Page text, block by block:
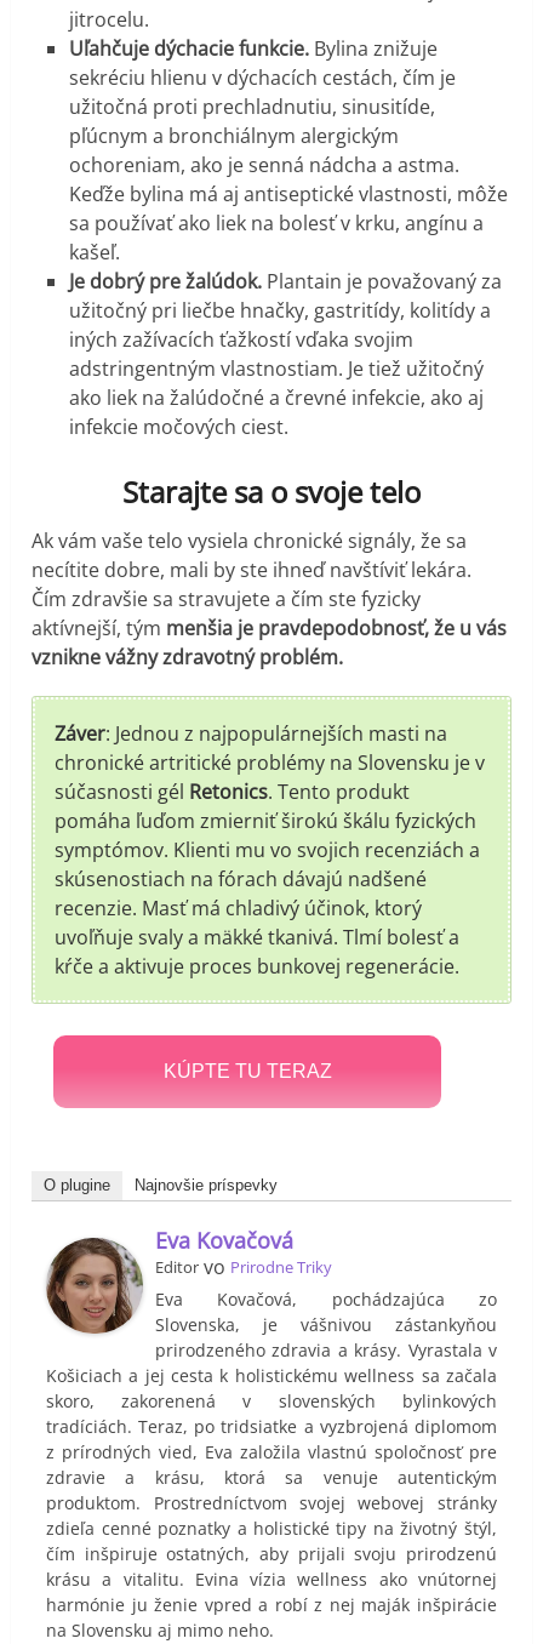
jitrocelu.
Uľahčuje dýchacie funkcie.Bylina znižuje
sekréciu hlienu v dýchacích cestách, čím je
užitočná proti prechladnutiu, sinusitíde,
pľúcnym a bronchiálnym alergickým
ochoreniam, ako je senná nádcha a astma.
Keďže bylina má aj antiseptické vlastnosti, môže
sa používať ako liek na bolesť v krku, angínu a
kašeľ.
Je dobrý pre žalúdok.Plantain je považovaný za
užitočný pri liečbe hnačky, gastritídy, kolitídy a
iných zažívacích ťažkostí vďaka svojim
adstringentným vlastnostiam. Je tiež užitočný
ako liek na žalúdočné a črevné infekcie, ako aj
infekcie močových ciest.
Starajte sa o svoje telo
Ak vám vaše telo vysiela chronické signály, že sa
necítite dobre, mali by ste ihneď navštíviť lekára.
Čím zdravšie sa stravujete a čím ste fyzicky
aktívnejší, tým menšia je pravdepodobnosť, že u vás
vznikne vážny zdravotný problém.
Záver: Jednou z najpopulárnejších masti na
chronické artritické problémy na Slovensku je v
súčasnosti gél Retonics. Tento produkt
pomáha ľuďom zmierniť širokú škálu fyzických
symptómov. Klienti mu vo svojich recenziách a
skúsenostiach na fórach dávajú nadšené
recenzie. Masť má chladivý účinok, ktorý
uvoľňuje svaly a mäkké tkanivá. Tlmí bolesť a
kŕče a aktivuje proces bunkovej regenerácie.
KÚPTE TU TERAZ
O plugine Najnovšie príspevky
Eva Kovačová
Editor vo Prirodne Triky
Eva Kovačová, pochádzajúca zo
Slovenska, je vášnivou zástankyňou
prirodzeného zdravia a krásy. Vyrastala v
Košiciach a jej cesta k holistickému wellness sa začala
skoro, zakorenená v slovenských bylinkových
tradíciách. Teraz, po tridsiatke a vyzbrojená diplomom
z prírodných vied, Eva založila vlastnú spoločnosť pre
zdravie a krásu, ktorá sa venuje autentickým
produktom. Prostredníctvom svojej webovej stránky
zdieľa cenné poznatky a holistické tipy na životný štýl,
čím inšpiruje ostatných, aby prijali svoju prirodzenú
krásu a vitalitu. Evina vízia wellness ako vnútornej
harmónie ju ženie vpred a robí z nej maják inšpirácie
na Slovensku aj mimo neho.